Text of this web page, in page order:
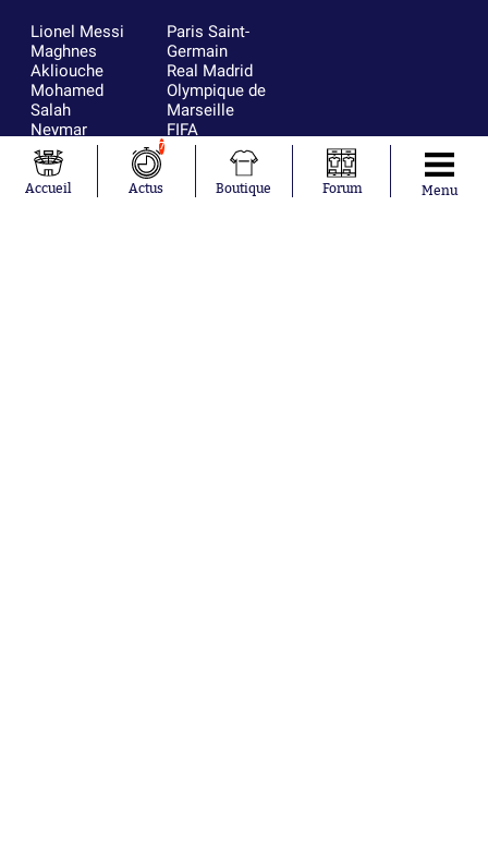
Lionel Messi
Maghnes
Akliouche
Mohamed
Salah
Neymar
Julián Álvarez
Ferrán Torres
Kilian Corredor
Paris Saint-
Germain
Real Madrid
Olympique de
Marseille
FIFA
FC Barcelone
Argentine
Olympique
Accueil
7
Actus Boutique Forum Menu